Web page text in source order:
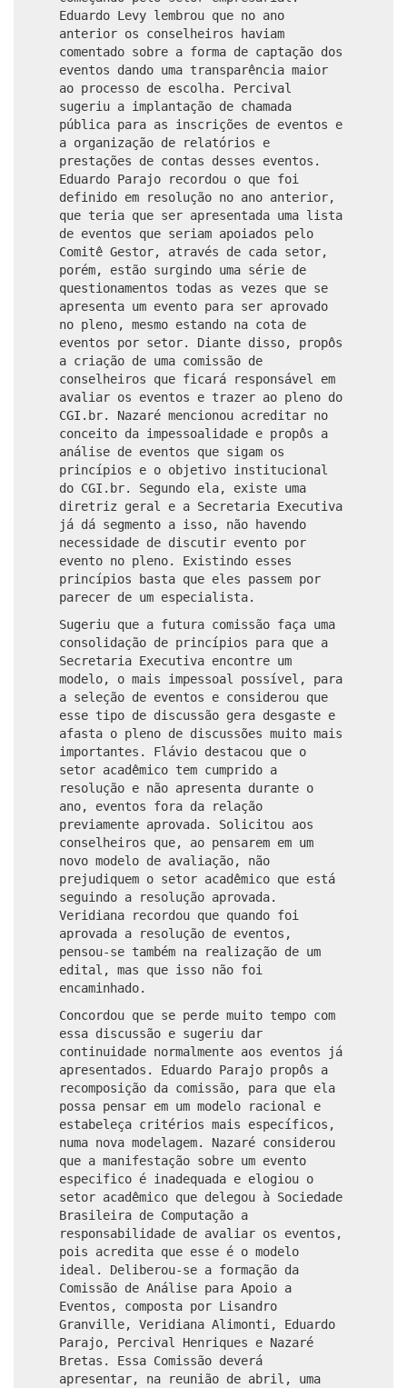
Eduardo Levy lembrou que no ano
anterior os conselheiros haviam
comentado sobre a forma de captação dos
eventos dando uma transparência maior
ao processo de escolha. Percival
sugeriu a implantação de chamada
pública para as inscrições de eventos e
a organização de relatórios e
prestações de contas desses eventos.
Eduardo Parajo recordou o que foi
definido em resolução no ano anterior,
que teria que ser apresentada uma lista
de eventos que seriam apoiados pelo
Comitê Gestor, através de cada setor,
porém, estão surgindo uma série de
questionamentos todas as vezes que se
apresenta um evento para ser aprovado
no pleno, mesmo estando na cota de
eventos por setor. Diante disso, propôs
a criação de uma comissão de
conselheiros que ficará responsável em
avaliar os eventos e trazer ao pleno do
CGI.br. Nazaré mencionou acreditar no
conceito da impessoalidade e propôs a
análise de eventos que sigam os
princípios e o objetivo institucional
do CGI.br. Segundo ela, existe uma
diretriz geral e a Secretaria Executiva
já dá segmento a isso, não havendo
necessidade de discutir evento por
evento no pleno. Existindo esses
princípios basta que eles passem por
parecer de um especialista.
Sugeriu que a futura comissão faça uma
consolidação de princípios para que a
Secretaria Executiva encontre um
modelo, o mais impessoal possível, para
a seleção de eventos e considerou que
esse tipo de discussão gera desgaste e
afasta o pleno de discussões muito mais
importantes. Flávio destacou que o
setor acadêmico tem cumprido a
resolução e não apresenta durante o
ano, eventos fora da relação
previamente aprovada. Solicitou aos
conselheiros que, ao pensarem em um
novo modelo de avaliação, não
prejudiquem o setor acadêmico que está
seguindo a resolução aprovada.
Veridiana recordou que quando foi
aprovada a resolução de eventos,
pensou-se também na realização de um
edital, mas que isso não foi
encaminhado.
Concordou que se perde muito tempo com
essa discussão e sugeriu dar
continuidade normalmente aos eventos já
apresentados. Eduardo Parajo propôs a
recomposição da comissão, para que ela
possa pensar em um modelo racional e
estabeleça critérios mais específicos,
numa nova modelagem. Nazaré considerou
que a manifestação sobre um evento
especifico é inadequada e elogiou o
setor acadêmico que delegou à Sociedade
Brasileira de Computação a
responsabilidade de avaliar os eventos,
pois acredita que esse é o modelo
ideal. Deliberou-se a formação da
Comissão de Análise para Apoio a
Eventos, composta por Lisandro
Granville, Veridiana Alimonti, Eduardo
Parajo, Percival Henriques e Nazaré
Bretas. Essa Comissão deverá
apresentar, na reunião de abril, uma